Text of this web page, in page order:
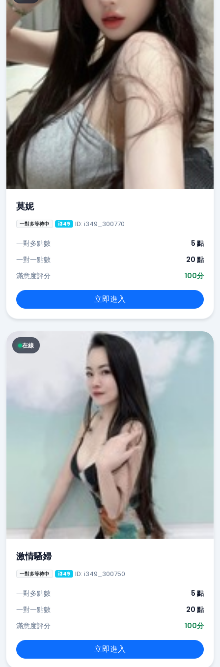
莫妮
一對多等待中 i349 ID: i349_300770
一對多點數
5 點
一對一點數
20 點
滿意度評分
100分
立即進入
在線
激情騷婦
一對多等待中 i349 ID: i349_300750
一對多點數
5 點
一對一點數
20 點
滿意度評分
100分
立即進入